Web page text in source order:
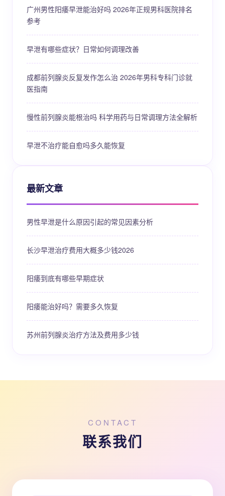
广州男性阳痿早泄能治好吗 2026年正规男科医院排名
参考
早泄有哪些症状？日常如何调理改善
成都前列腺炎反复发作怎么治 2026年男科专科门诊就
医指南
慢性前列腺炎能根治吗 科学用药与日常调理方法全解析
早泄不治疗能自愈吗多久能恢复
最新文章
男性早泄是什么原因引起的常见因素分析
长沙早泄治疗费用大概多少钱2026
阳痿到底有哪些早期症状
阳痿能治好吗？需要多久恢复
苏州前列腺炎治疗方法及费用多少钱
CONTACT
联系我们